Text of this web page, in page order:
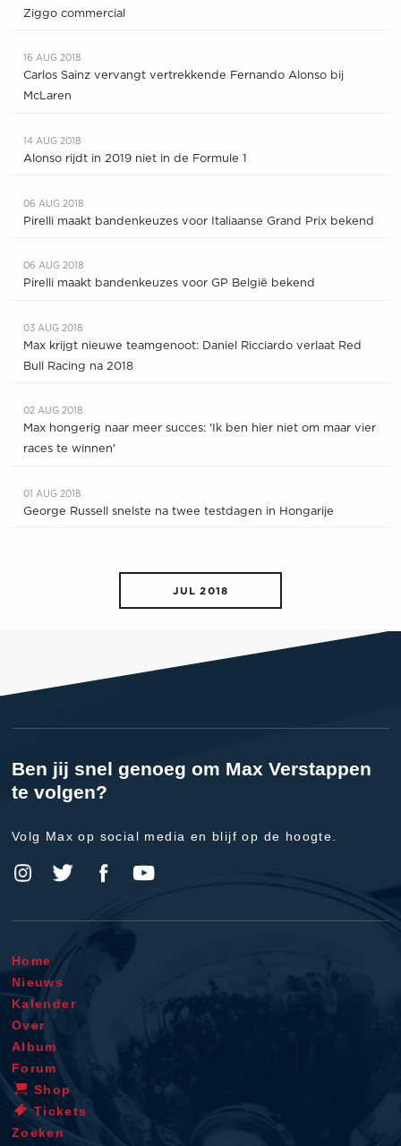
Ziggo commercial
16 AUG 2018
Carlos Sainz vervangt vertrekkende Fernando Alonso bij
McLaren
14 AUG 2018
Alonso rijdt in 2019 niet in de Formule 1
06 AUG 2018
Pirelli maakt bandenkeuzes voor Italiaanse Grand Prix bekend
06 AUG 2018
Pirelli maakt bandenkeuzes voor GP België bekend
03 AUG 2018
Max krijgt nieuwe teamgenoot: Daniel Ricciardo verlaat Red
Bull Racing na 2018
02 AUG 2018
Max hongerig naar meer succes: 'Ik ben hier niet om maar vier
races te winnen'
01 AUG 2018
George Russell snelste na twee testdagen in Hongarije
JUL 2018
Ben jij snel genoeg om Max Verstappen
te volgen?
Volg Max op social media en blijf op de hoogte.
Home
Nieuws
Kalender
Over
Album
Forum
Shop
Tickets
Zoeken